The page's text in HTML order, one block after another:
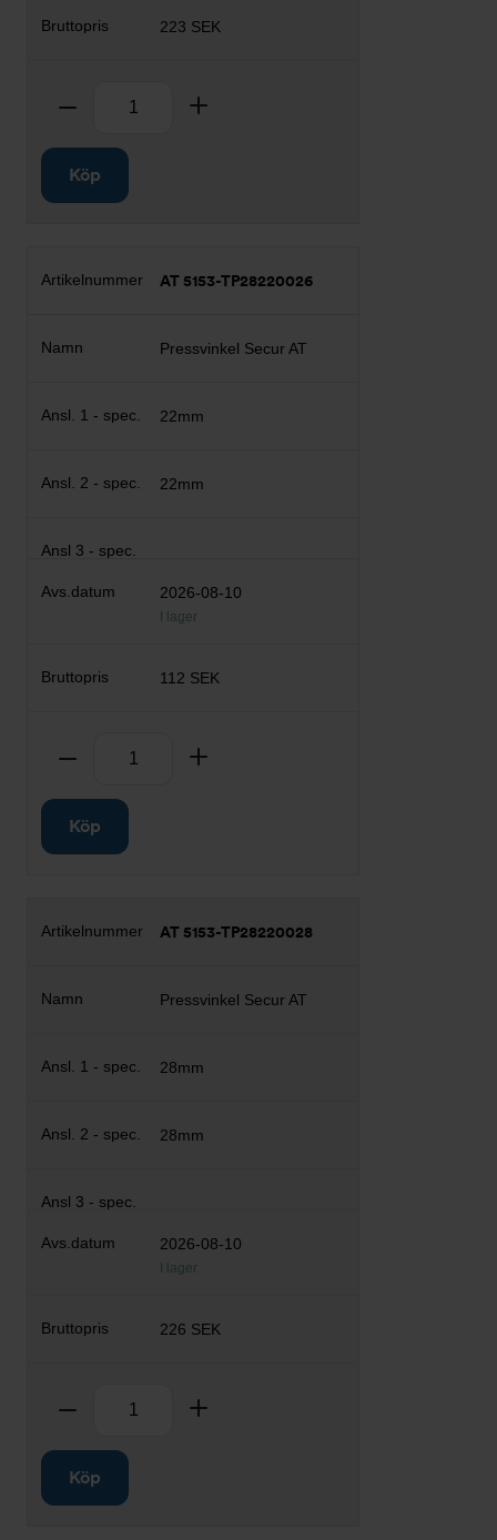
223 SEK
Ta bort
Köp
AT 5153-TP28220026
Pressvinkel Secur AT
22mm
22mm
2026-08-10
I lager
112 SEK
Ta bort
Köp
AT 5153-TP28220028
Pressvinkel Secur AT
28mm
28mm
2026-08-10
I lager
226 SEK
Ta bort
Köp